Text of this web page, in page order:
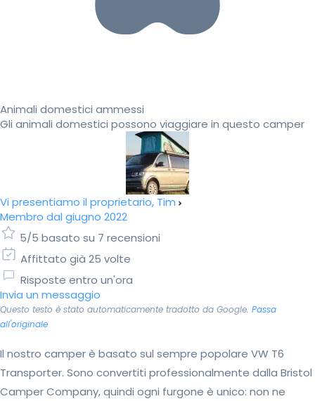
Animali domestici ammessi
Gli animali domestici possono viaggiare in questo camper
Vi presentiamo il proprietario, Tim
Membro dal giugno 2022
5/5 basato su 7 recensioni
Affittato già 25 volte
Risposte entro un'ora
Invia un messaggio
Questo testo è stato automaticamente tradotto da Google. Passa
all'originale
Il nostro camper è basato sul sempre popolare VW T6
Transporter. Sono convertiti professionalmente dalla Bristol
Camper Company, quindi ogni furgone è unico: non ne